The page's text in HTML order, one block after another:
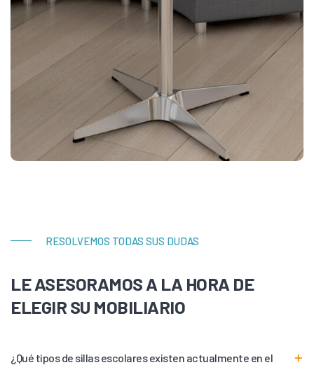
RESOLVEMOS TODAS SUS DUDAS
LE ASESORAMOS A LA HORA DE
ELEGIR SU MOBILIARIO
¿Qué tipos de sillas escolares existen actualmente en el